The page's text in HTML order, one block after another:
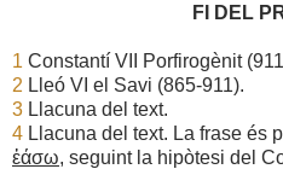
FI DEL
1 Constantí VII Porfirogènit
2 Lleó VI el Savi (865-911).
3 Llacuna del text.
4 Llacuna del text. La frase és
ἐάσω, seguint la hipòtesi del